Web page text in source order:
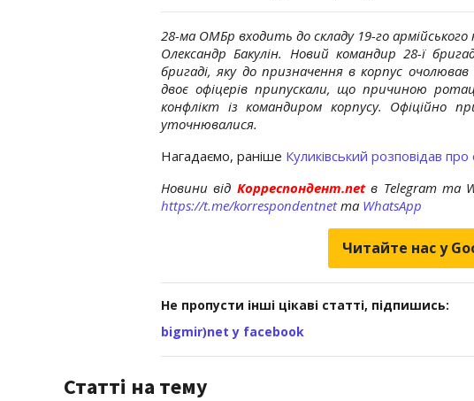
28-ма ОМБр входить до складу 19-го
Олександр Бакулін. Новий командир 28-ї
бригаді, яку до призначення в корпус
двоє офіцерів припускали, що причиною
конфлікт із командиром корпусу. Офіційно
уточнювалися.
Нагадаємо, раніше Куликівський розповідав
Новини від Корреспондент.netв Telegram та
https://t.me/korrespondentnetта WhatsApp
Читайте нас у
Не пропусти інші цікаві статті, підпишись:
bigmir)net у facebook
Статті на тему